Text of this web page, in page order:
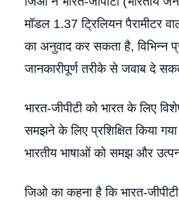
मॉडल 1.37 ट्रिलियन पैरामीटर
का अनुवाद कर सकता है, विभिन्न
जानकारीपूर्ण तरीके से जवाब दे
भारत-जीपीटी को भारत के लिए
समझने के लिए प्रशिक्षित किया
भारतीय भाषाओं को समझ और
जिओ का कहना है कि भारत-जीपीटी